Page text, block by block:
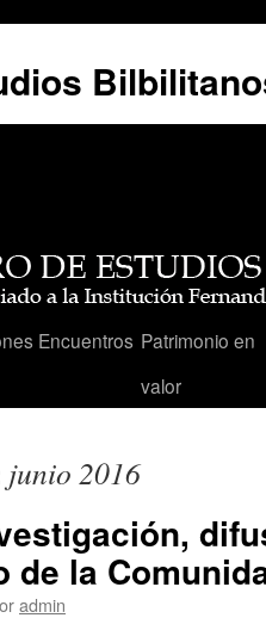
Encuentros Patrimonio en
valor
junio 2016
de la
admin